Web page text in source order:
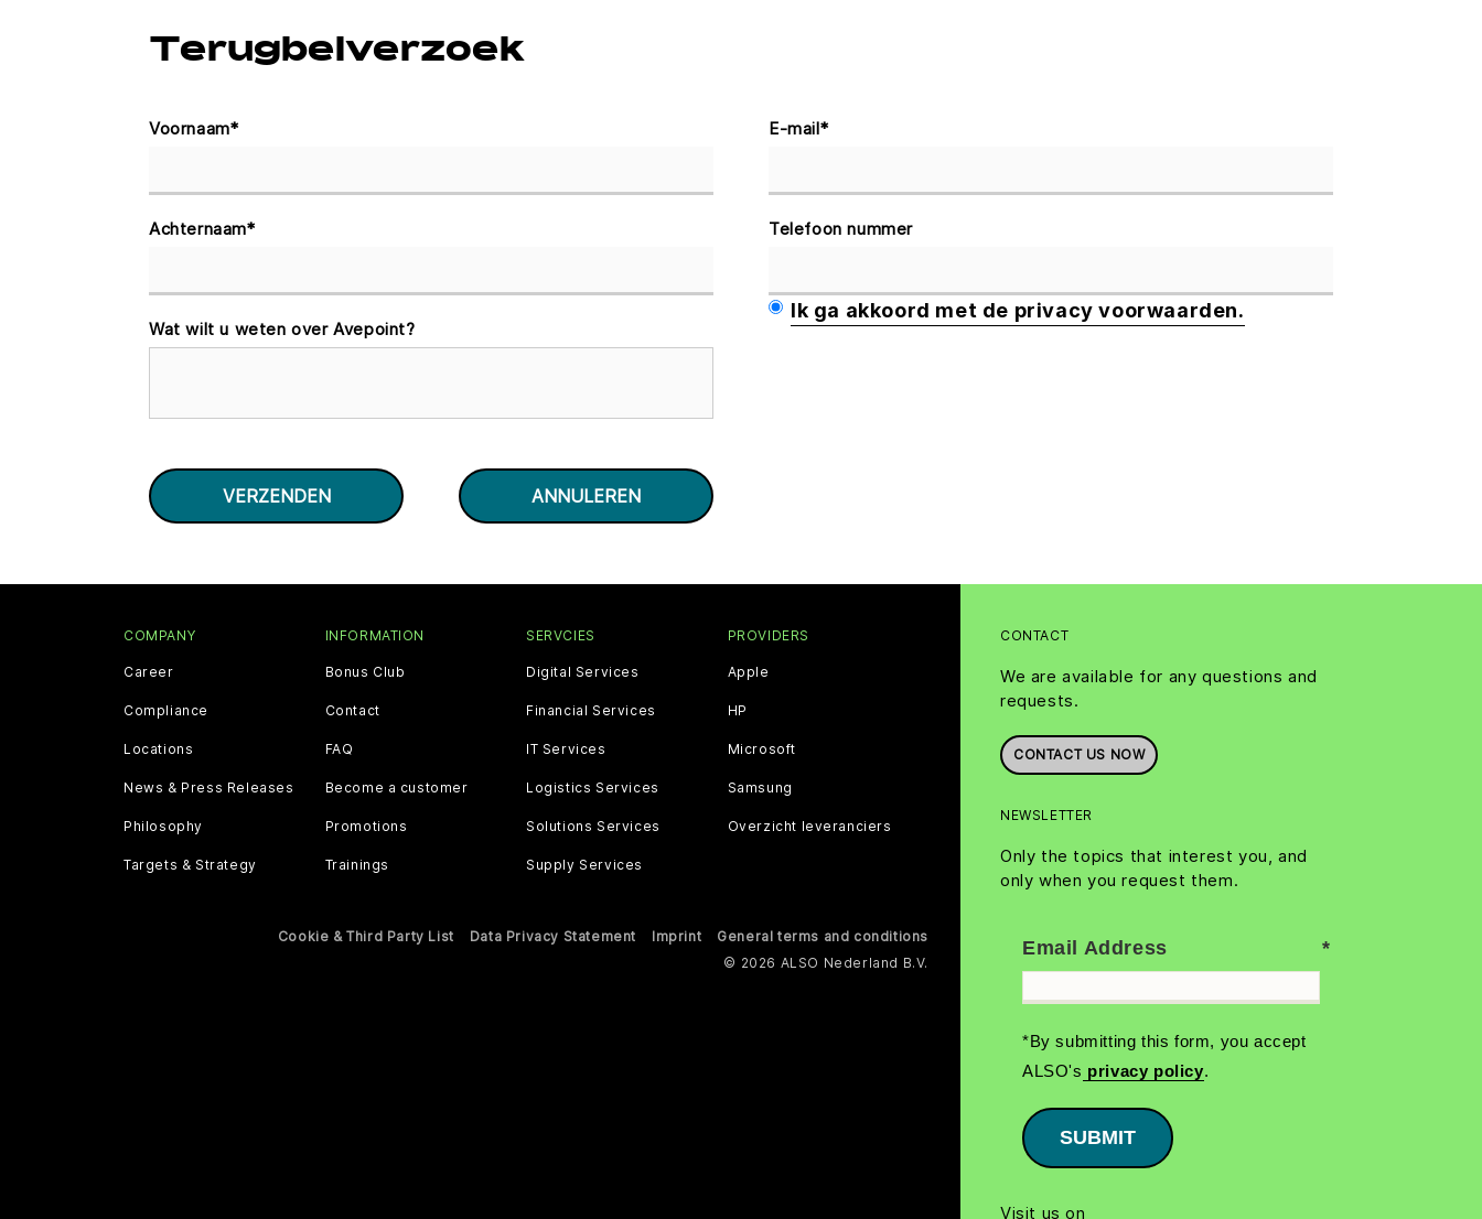
Terugbelverzoek
Voornaam* E-mail*
Achternaam* Telefoon nummer
Wat wilt u weten over Avepoint?
Ik ga akkoord met de privacy voorwaarden.
CONTACT
We are available for any questions and
requests.
CONTACT US NOW
NEWSLETTER
Only the topics that interest you, and
only when you request them.
Email Address
*By submitting this form, you accept
ALSO's privacy policy.
SUBMIT
Visit us on
COMPANY
Career
Compliance
Locations
News & Press Releases
Philosophy
Targets & Strategy
INFORMATION
Bonus Club
Contact
FAQ
Become a customer
Promotions
Trainings
SERVCIES
Digital Services
Financial Services
IT Services
Logistics Services
Solutions Services
Supply Services
PROVIDERS
Apple
HP
Microsoft
Samsung
Overzicht leveranciers
Cookie & Third Party List Data Privacy Statement Imprint
General terms and conditions
© 2026 ALSO Nederland B.V.